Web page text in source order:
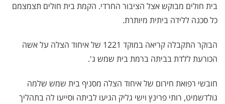
בית חולים מבוקש אצל הציבור החרדי. הקמת בית חולים תצמצמם
כל סכנה ללידה ביתית מיותרת.
הבוקר התקבלה קריאה במוקד 1221 של איחוד הצלה על אשה
הכורעת ללדת בביתה ברמת בית שמש ג'.
חובשי רפואת חירום של איחוד הצלה מסניף בית שמש שלמה
גולדשמיט, רותי פרינץ וישי גליק הגיעו לביתה וסייעו לה בתהליך